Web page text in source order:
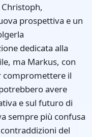
prospettiva e un
dedicata alla
ma Markus, con
compromettere il
avere
e sul futuro di
sempre più confusa
del